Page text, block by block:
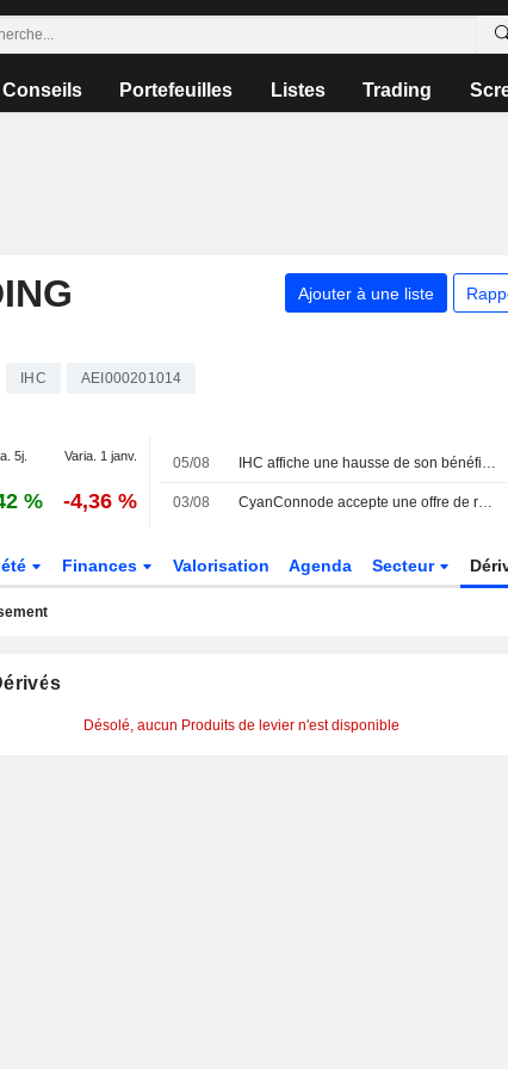
Conseils Portefeuilles Listes Trading
Ajouter à une liste
IHC AEI000201014
5j. Varia. 1 janv.
% -4,36 %
05/08 IHC affiche une hausse de son bénéfice et de son chiffre d'affaires au premier semestre
03/08 CyanConnode accepte une offre de rachat de 37 millions de livres sterling de la part d'une filiale d'IHC
Finances Valorisation Agenda Secteur
Désolé, aucun Produits de levier n'est disponible